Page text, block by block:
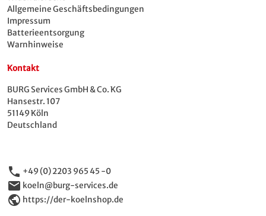
Allgemeine Geschäftsbedingungen
Impressum
Batterieentsorgung
Warnhinweise
Kontakt
BURG Services GmbH & Co. KG
Hansestr. 107
51149 Köln
Deutschland
phone +49 (0) 2203 965 45 -0
email koeln@burg-services.de
public https://der-koelnshop.de